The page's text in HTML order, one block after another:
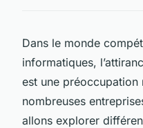
Dans le monde
informatiques,
est une préoccupation
nombreuses
allons explorer